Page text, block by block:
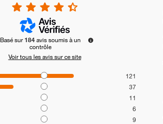
Basé sur 184 avis soumis à un
contrôle
Voir tous les avis sur ce site
121
37
11
6
9